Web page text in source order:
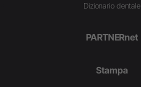
Dizionario dentale
PARTNERnet
Stampa